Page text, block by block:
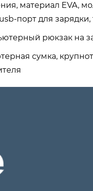
материал EVA,
порт для
рюкзак на
сумка,